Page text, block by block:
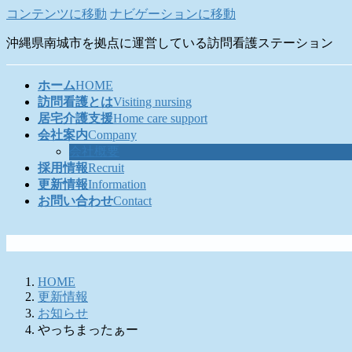
コンテンツに移動 ナビゲーションに移動
沖縄県南城市を拠点に運営している訪問看護ステーション
ホームHOME
訪問看護とはVisiting nursing
居宅介護支援Home care support
会社案内Company
採用情報Recruit
更新情報Information
お問い合わせContact
HOME
更新情報
お知らせ
やっちまったぁー